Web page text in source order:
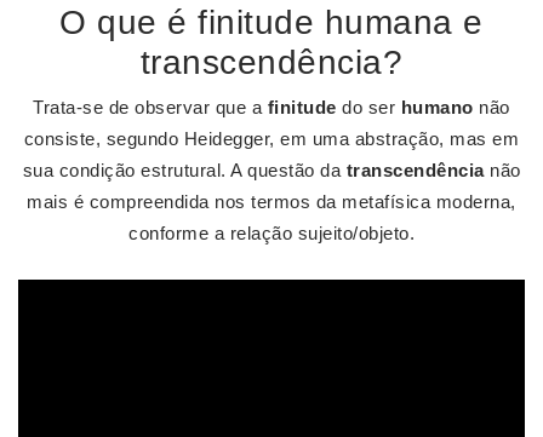
O que é finitude humana e
transcendência?
Trata-se de observar que a finitude do ser humano não
consiste, segundo Heidegger, em uma abstração, mas em
sua condição estrutural. A questão da transcendêncianão
mais é compreendida nos termos da metafísica moderna,
conforme a relação sujeito/objeto.